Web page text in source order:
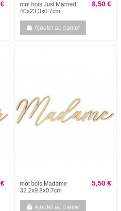
mot bois Just Married
40x23,3x0.7cm
8,50 €
Ajouter au panier
mot bois Madame
32.2x9.8x0.7cm
5,50 €
Ajouter au panier